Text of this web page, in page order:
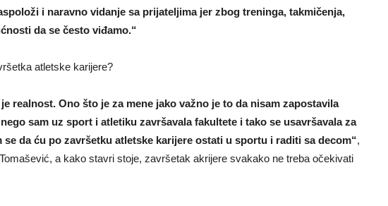
i naravno vidanje sa prijateljima jer zbog treninga, takmičenja,
da se često viđamo.“
atletske karijere?
realnost. Ono što je za mene jako važno je to da nisam zapostavila
sam uz sport i atletiku završavala fakultete i tako se usavršavala za
se da ću po završetku atletske karijere ostati u sportu i raditi sa decom“,
a kako stavri stoje, završetak akrijere svakako ne treba očekivati